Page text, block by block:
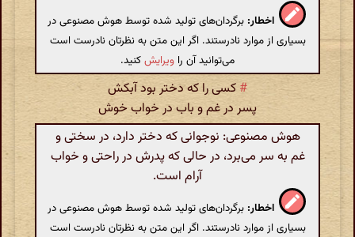
اخطار: برگردان‌های تولید شده توسط هوش مصنوعی در
بسیاری از موارد نادرستند. اگر این متن به نظرتان نادرست است
می‌توانید آن را ویرایشکنید.
# کسی را که دختر بود آبکش
پسر در غم و باب در خواب خوش
هوش مصنوعی: نوجوانی که دختر دارد، در سختی و
غم به سر می‌برد، در حالی که پدرش در راحتی و خواب
آرام است.
اخطار: برگردان‌های تولید شده توسط هوش مصنوعی در
بسیاری از موارد نادرستند. اگر این متن به نظرتان نادرست است